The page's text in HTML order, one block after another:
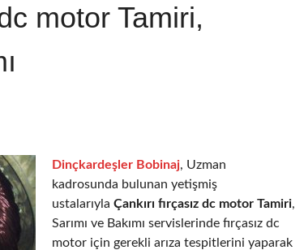
motor Tamiri,
Dinçkardeşler Bobinaj, Uzman
kadrosunda bulunan yetişmiş
ustalarıyla Çankırı fırçasız dc motor Tamiri,
Sarımı ve Bakımı servislerinde fırçasız dc
motor için gerekli arıza tespitlerini yaparak